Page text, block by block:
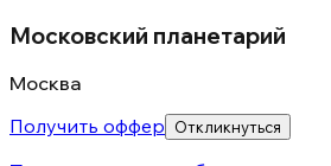
Московский планетарий
Москва
Получить оффер
Откликнуться